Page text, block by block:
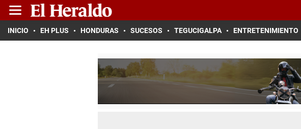
INICIO EH PLUS HONDURAS SUCESOS TEGUCIGALPA ENTRETENIMIENTO